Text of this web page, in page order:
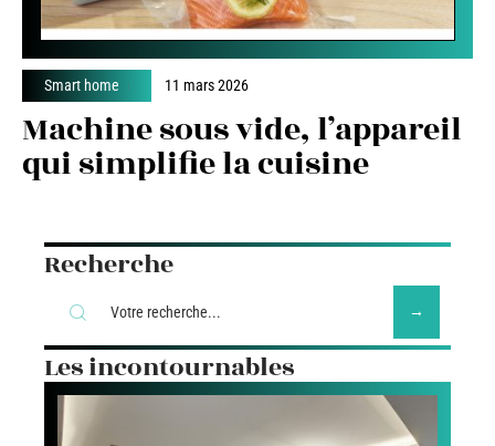
Smart home 11 mars 2026
Machine sous vide, l’appareil
qui simplifie la cuisine
Recherche
Les incontournables